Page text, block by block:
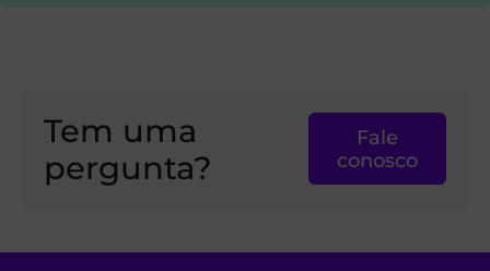
Tem uma
pergunta?
Fale
conosco